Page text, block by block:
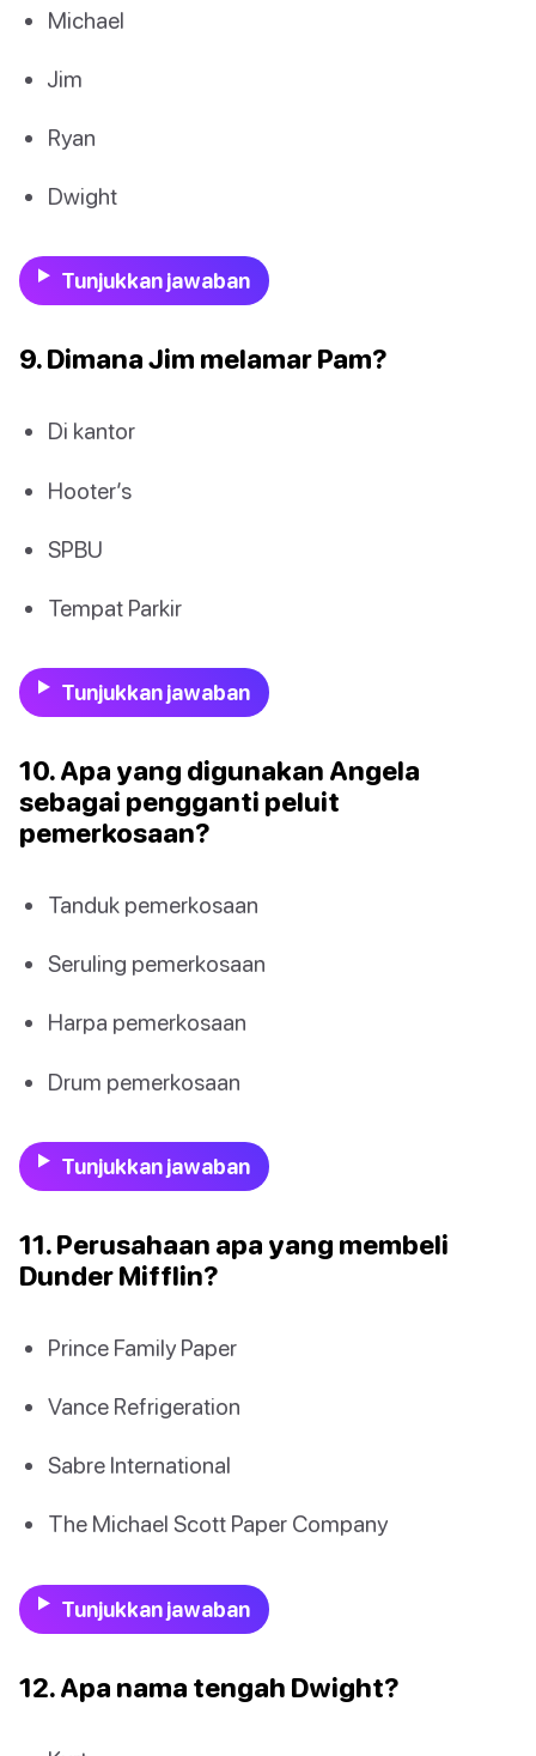
Michael
Jim
Ryan
Dwight
Tunjukkan jawaban
9. Dimana Jim melamar Pam?
Di kantor
Hooter’s
SPBU
Tempat Parkir
Tunjukkan jawaban
10. Apa yang digunakan Angela
sebagai pengganti peluit
pemerkosaan?
Tanduk pemerkosaan
Seruling pemerkosaan
Harpa pemerkosaan
Drum pemerkosaan
Tunjukkan jawaban
11. Perusahaan apa yang membeli
Dunder Mifflin?
Prince Family Paper
Vance Refrigeration
Sabre International
The Michael Scott Paper Company
Tunjukkan jawaban
12. Apa nama tengah Dwight?